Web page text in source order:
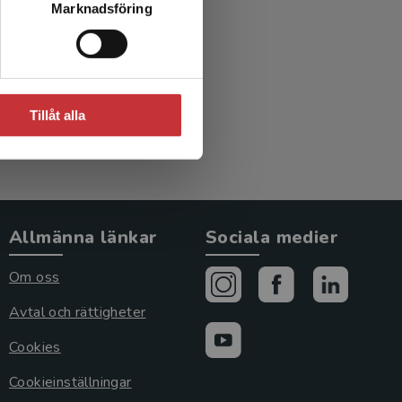
Marknadsföring
Tillåt alla
Allmänna länkar
Om oss
Avtal och rättigheter
Cookies
Cookieinställningar
Sociala medier